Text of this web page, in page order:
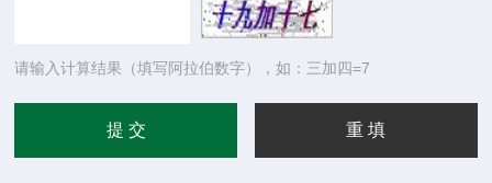
请输入计算结果（填写阿拉伯数字），如：三加四=7